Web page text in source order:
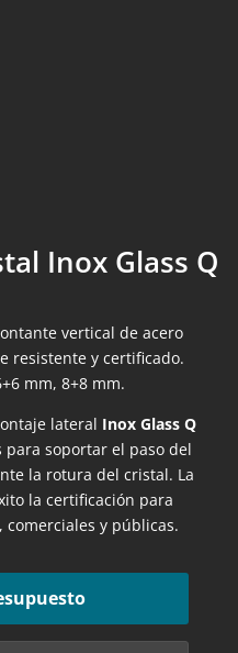
Inox Glass Q
vertical de acero
resistente y certificado.
mm, 8+8 mm.
lateral Inox Glass Q
soportar el paso del
la rotura del cristal. La
la certificación para
y públicas.